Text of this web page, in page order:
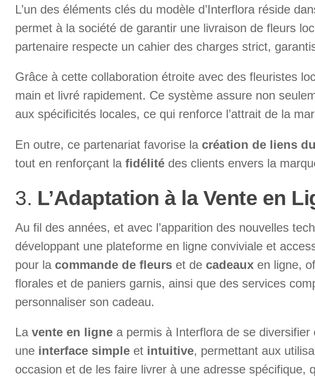
L’un des éléments clés du modèle d’Interflora réside
permet à la société de garantir une livraison de fleurs
partenaire respecte un cahier des charges strict,
Grâce à cette collaboration étroite avec des fleuristes
main et livré rapidement. Ce système assure non
aux spécificités locales, ce qui renforce l’attrait de la
En outre, ce partenariat favorise la création de liens
tout en renforçant la fidélité des clients envers la
3. L’Adaptation à la Vente en
Au fil des années, et avec l’apparition des nouvelles
développant une plateforme en ligne conviviale et
pour la commande de fleurs et de cadeaux en ligne,
florales et de paniers garnis, ainsi que des services
personnaliser son cadeau.
La vente en ligne a permis à Interflora de se
une interface simple et intuitive, permettant aux
occasion et de les faire livrer à une adresse spécifique,